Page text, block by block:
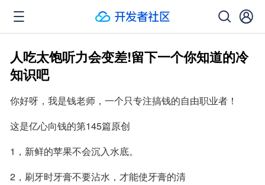
人吃太饱听力会变差!留下一个你知道的冷
知识吧
你好呀，我是钱老师，一个只专注搞钱的自由职业者！
这是亿心向钱的第145篇原创
1，新鲜的苹果不会沉入水底。
2，刷牙时牙膏不要沾水，才能使牙膏的清